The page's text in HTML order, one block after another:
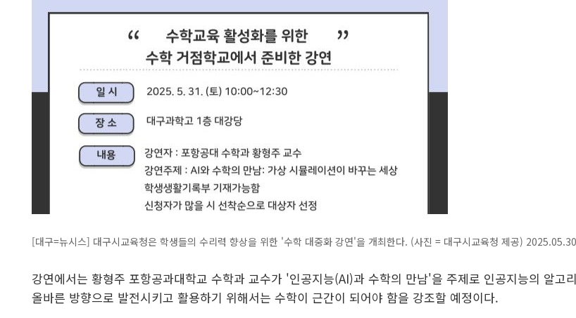
[대구=뉴시스] 대구시교육청은 학생들의 수리력 향상을 위한 '수학 대중화 강연'을 개최한다. (사진 = 대구시교육청 제공)
강연에서는 황형주 포항공과대학교 수학과 교수가 '인공지능(AI)과 수학의 만남'을 주제로 인공지능의 알
올바른 방향으로 발전시키고 활용하기 위해서는 수학이 근간이 되어야 함을 강조할 예정이다.